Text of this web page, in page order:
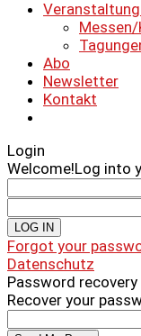
Abo
Newsletter
Kontakt
Login
Welcome!Log into
Forgot your
Datenschutz
Password recovery
Recover your